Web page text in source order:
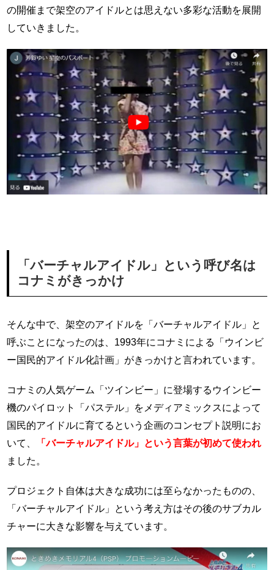
の開催まで架空のアイドルとは思えない多彩な活動を展開
していきました。
「バーチャルアイドル」という呼び名は
コナミがきっかけ
そんな中で、架空のアイドルを「バーチャルアイドル」と
呼ぶことになったのは、1993年にコナミによる「ウインビ
ー国民的アイドル化計画」がきっかけと言われています。
コナミの人気ゲーム「ツインビー」に登場するウインビー
機のパイロット「パステル」をメディアミックスによって
国民的アイドルに育てるという企画のコンセプト説明にお
いて、
「バーチャルアイドル」という言葉が初めて使われ
ました。
プロジェクト自体は大きな成功には至らなかったものの、
「バーチャルアイドル」という考え方はその後のサブカル
チャーに大きな影響を与えています。